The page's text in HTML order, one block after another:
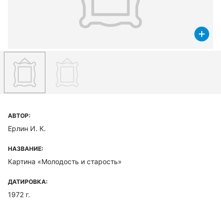
АВТОР:
Ерлин И. К.
НАЗВАНИЕ:
Картина «Молодость и старость»
ДАТИРОВКА:
1972 г.